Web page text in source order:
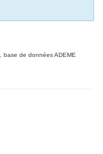
base de données ADEME